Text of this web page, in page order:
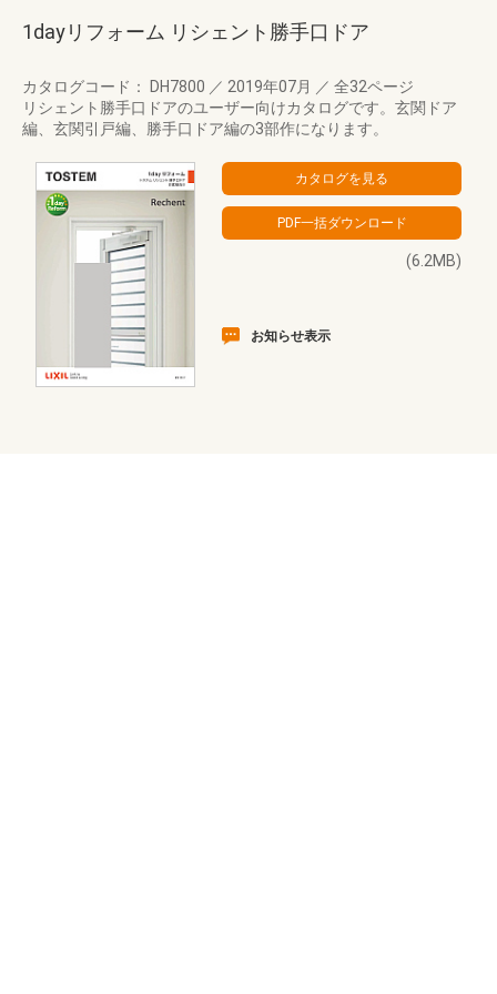
1dayリフォーム リシェント勝手口ドア
カタログコード： DH7800 ／ 2019年07月 ／ 全32ページ
リシェント勝手口ドアのユーザー向けカタログです。玄関ドア
編、玄関引戸編、勝手口ドア編の3部作になります。
(6.2MB)
お知らせ表示